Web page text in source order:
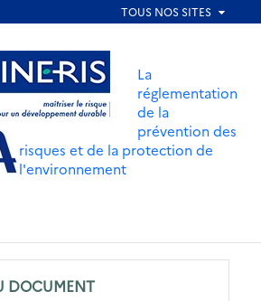
Aller au menu
La
réglementation
de la
prévention des
risques et de la protection de
l'environnement
DOCUMENT